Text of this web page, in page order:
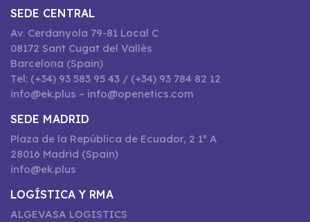
SEDE CENTRAL
Av. Cerdanyola 79-81 Local C
08172 Sant Cugat del Vallès
Barcelona (Spain)
Tel: (+34) 93 583 95 43 / (+34) 93 784 82 12
info@ek.plus – info@openetics.com
SEDE MADRID
Plaza de la República de Ecuador, 2 1º A
28016 Madrid (Spain)
info@ek.plus
LOGÍSTICA Y RMA
ALGEVASA LOGISTICS